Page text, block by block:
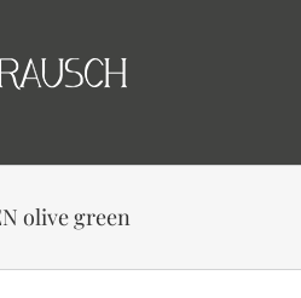
olive green